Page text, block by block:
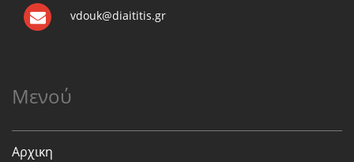
vdouk@diaititis.gr
Μενού
Αρχικη